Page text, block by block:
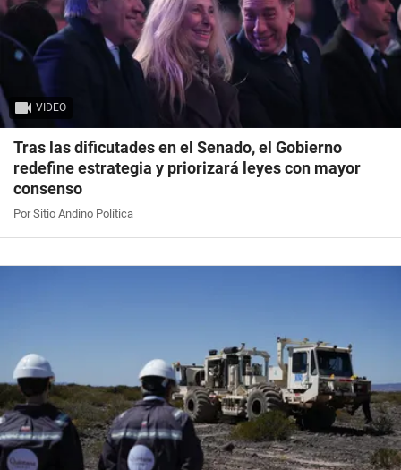
VIDEO
Tras las dificutades en el Senado, el Gobierno
redefine estrategia y priorizará leyes con mayor
consenso
Por Sitio Andino Política